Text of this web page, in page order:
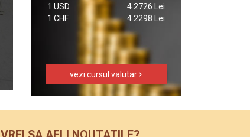
1 USD
4.2726 Lei
1 CHF
4.2298 Lei
vezi cursul valutar